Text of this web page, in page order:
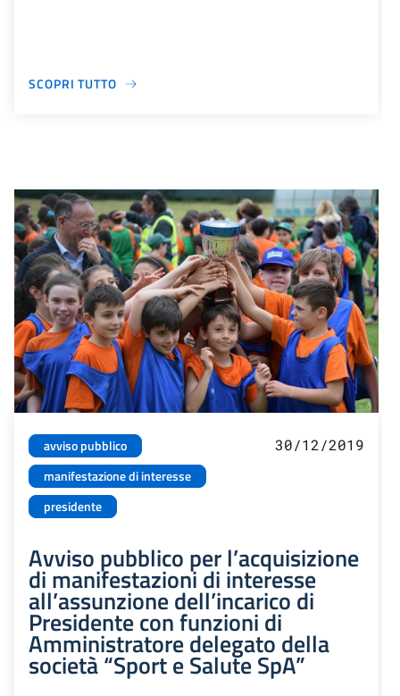
SCOPRI TUTTO
avviso pubblico
manifestazione di interesse
presidente
30/12/2019
Avviso pubblico per l’acquisizione
di manifestazioni di interesse
all’assunzione dell’incarico di
Presidente con funzioni di
Amministratore delegato della
società “Sport e Salute SpA”